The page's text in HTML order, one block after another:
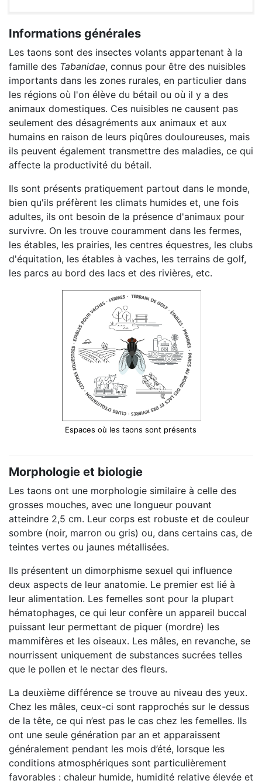
Informations générales
Les taons sont des insectes volants appartenant à la
famille des Tabanidae, connus pour être des nuisibles
importants dans les zones rurales, en particulier dans
les régions où l'on élève du bétail ou où il y a des
animaux domestiques. Ces nuisibles ne causent pas
seulement des désagréments aux animaux et aux
humains en raison de leurs piqûres douloureuses, mais
ils peuvent également transmettre des maladies, ce qui
affecte la productivité du bétail.
Ils sont présents pratiquement partout dans le monde,
bien qu'ils préfèrent les climats humides et, une fois
adultes, ils ont besoin de la présence d'animaux pour
survivre. On les trouve couramment dans les fermes,
les étables, les prairies, les centres équestres, les clubs
d'équitation, les étables à vaches, les terrains de golf,
les parcs au bord des lacs et des rivières, etc.
Espaces où les taons sont présents
Morphologie et biologie
Les taons ont une morphologie similaire à celle des
grosses mouches, avec une longueur pouvant
atteindre 2,5 cm. Leur corps est robuste et de couleur
sombre (noir, marron ou gris) ou, dans certains cas, de
teintes vertes ou jaunes métallisées.
Ils présentent un dimorphisme sexuel qui influence
deux aspects de leur anatomie. Le premier est lié à
leur alimentation. Les femelles sont pour la plupart
hématophages, ce qui leur confère un appareil buccal
puissant leur permettant de piquer (mordre) les
mammifères et les oiseaux. Les mâles, en revanche, se
nourrissent uniquement de substances sucrées telles
que le pollen et le nectar des fleurs.
La deuxième différence se trouve au niveau des yeux.
Chez les mâles, ceux-ci sont rapprochés sur le dessus
de la tête, ce qui n’est pas le cas chez les femelles. Ils
ont une seule génération par an et apparaissent
généralement pendant les mois d’été, lorsque les
conditions atmosphériques sont particulièrement
favorables : chaleur humide, humidité relative élevée et